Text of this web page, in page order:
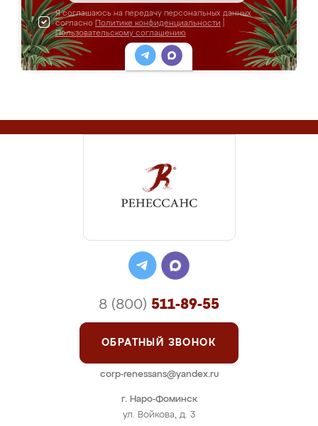
Я соглашаюсь на передачу персональных данных
согласно Политике конфиденциальности
Пользовательскому соглашению
г. Наро-Фоминск
ул. Войкова, д. 3
8 (800) 511-89-55
ОБРАТНЫЙ ЗВОНОК
corp-renessans@yandex.ru